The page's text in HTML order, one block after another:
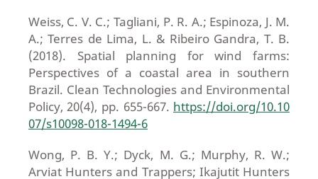
Weiss, C. V. C.; Tagliani, P. R. A.; Espinoza, J. M.
A.; Terres de Lima, L. & Ribeiro Gandra, T. B.
(2018). Spatial planning for wind farms:
Perspectives of a coastal area in southern
Brazil. Clean Technologies and Environmental
Policy, 20(4), pp. 655-667. https://doi.org/10.10
07/s10098-018-1494-6
Wong, P. B. Y.; Dyck, M. G.; Murphy, R. W.;
Arviat Hunters and Trappers; Ikajutit Hunters